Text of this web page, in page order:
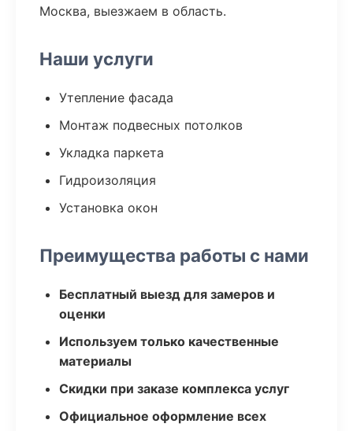
Москва, выезжаем в область.
Наши услуги
Утепление фасада
Монтаж подвесных потолков
Укладка паркета
Гидроизоляция
Установка окон
Преимущества работы с нами
Бесплатный выезд для замеров и
оценки
Используем только качественные
материалы
Скидки при заказе комплекса услуг
Официальное оформление всех